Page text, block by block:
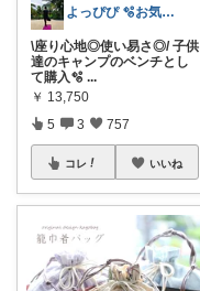
よっぴぴ 🫧お気に入りに囲まれた暮らし
\座り心地◎使い易さ◎/ 子供
達のキャンプのベンチとし
て購入🫧 ...
￥ 13,750
5 3 757
コレ いいね